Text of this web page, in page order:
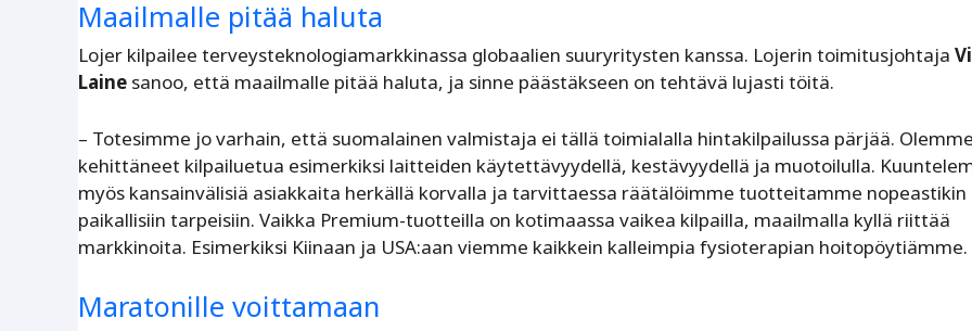
Maailmalle pitää haluta
Lojer kilpailee terveysteknologiamarkkinassa globaalien suuryritysten kanssa. Lojerin toimitusjohtaja
Laine sanoo, että maailmalle pitää haluta, ja sinne päästäkseen on tehtävä lujasti töitä.
– Totesimme jo varhain, että suomalainen valmistaja ei tällä toimialalla hintakilpailussa pärjää. Olemme
kehittäneet kilpailuetua esimerkiksi laitteiden käytettävyydellä, kestävyydellä ja muotoilulla.
myös kansainvälisiä asiakkaita herkällä korvalla ja tarvittaessa räätälöimme tuotteitamme nopeastikin
paikallisiin tarpeisiin. Vaikka Premium-tuotteilla on kotimaassa vaikea kilpailla, maailmalla kyllä riittää
markkinoita. Esimerkiksi Kiinaan ja USA:aan viemme kaikkein kalleimpia fysioterapian hoitopöytiämme.
Maratonille voittamaan